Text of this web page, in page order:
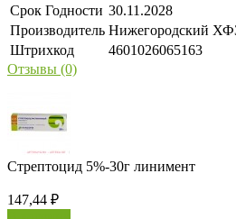
Срок Годности 30.11.2028
Производитель Нижегородский
Штрихкод
4601026065163
Отзывы (0)
Стрептоцид 5%-30г линимент
147,44 ₽